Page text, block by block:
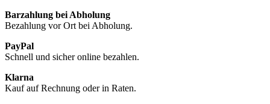
Barzahlung bei Abholung
Bezahlung vor Ort bei Abholung.
PayPal
Schnell und sicher online bezahlen.
Klarna
Kauf auf Rechnung oder in Raten.